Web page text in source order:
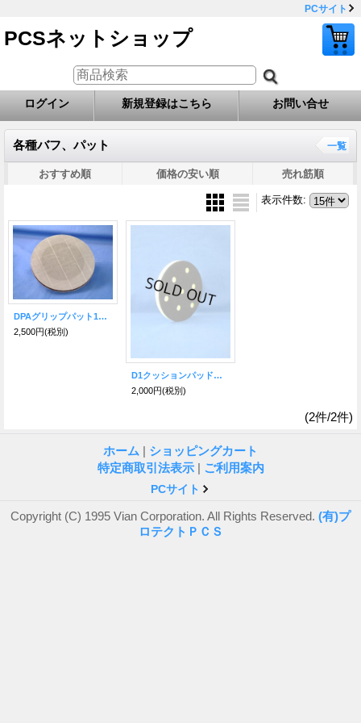
PCサイト
PCSネットショップ
ログイン 新規登録はこちら お問い合せ
各種バフ、パット 一覧
おすすめ順 価格の安い順 売れ筋順
表示件数:
DPAグリップパット123mm
2,500円(税別)
D1クッションパッド 10x125mm（標準）
2,000円(税別)
(2件/2件)
ホーム | ショッピングカート
特定商取引法表示 | ご利用案内
PCサイト
Copyright (C) 1995 Vian Corporation. All Rights Reserved. (有)プ
ロテクトＰＣＳ